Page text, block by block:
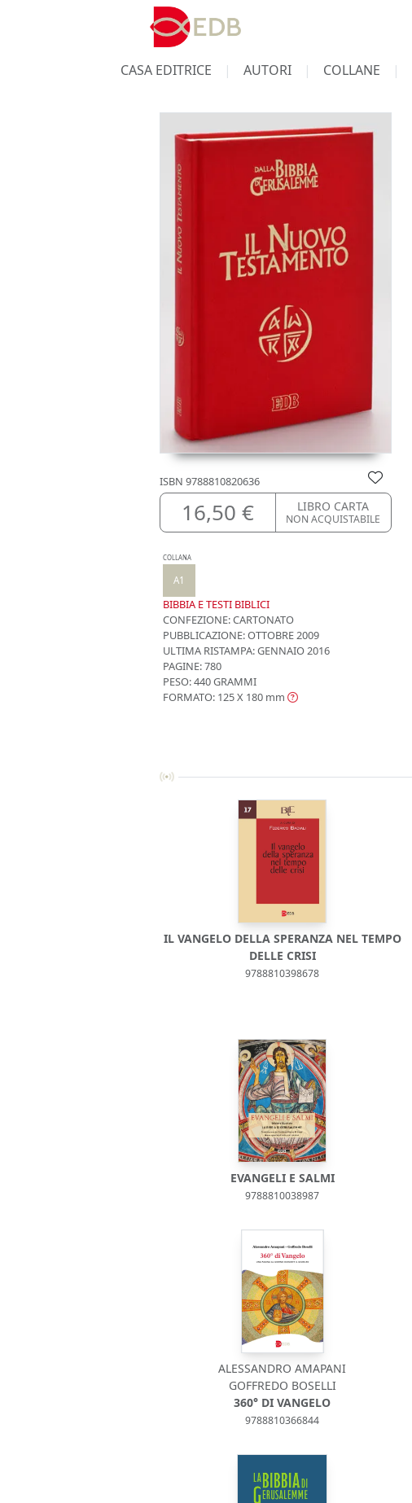
CASA EDITRICE AUTORI COLLANE
ISBN 9788810820636
16,50 € LIBRO CARTA
NON ACQUISTABILE
COLLANA
A1
BIBBIA E TESTI BIBLICI
CONFEZIONE:CARTONATO
PUBBLICAZIONE:OTTOBRE 2009
ULTIMA RISTAMPA:GENNAIO 2016
PAGINE: 780
PESO: 440 GRAMMI
FORMATO: 125 X 180 mm
IL VANGELO DELLA SPERANZA NEL TEMPO
DELLE CRISI
9788810398678
EVANGELI E SALMI
9788810038987
ALESSANDRO AMAPANI
GOFFREDO BOSELLI
360° DI VANGELO
9788810366844